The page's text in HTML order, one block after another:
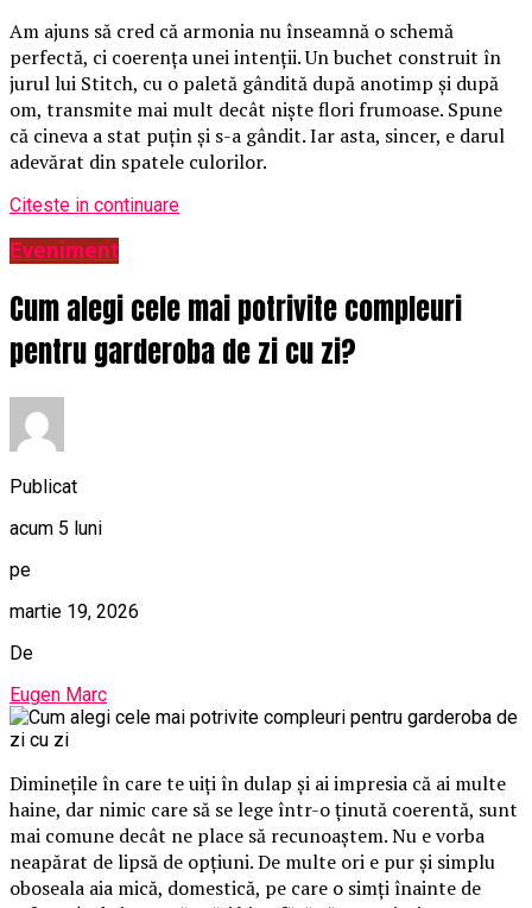
Am ajuns să cred că armonia nu înseamnă o schemă
perfectă, ci coerența unei intenții. Un buchet construit în
jurul lui Stitch, cu o paletă gândită după anotimp și după
om, transmite mai mult decât niște flori frumoase. Spune
că cineva a stat puțin și s-a gândit. Iar asta, sincer, e darul
adevărat din spatele culorilor.
Citeste in continuare
Eveniment
Cum alegi cele mai potrivite compleuri
pentru garderoba de zi cu zi?
Publicat
acum 5 luni
pe
martie 19, 2026
De
Eugen Marc
Diminețile în care te uiți în dulap și ai impresia că ai multe
haine, dar nimic care să se lege într-o ținută coerentă, sunt
mai comune decât ne place să recunoaștem. Nu e vorba
neapărat de lipsă de opțiuni. De multe ori e pur și simplu
oboseala aia mică, domestică, pe care o simți înainte de